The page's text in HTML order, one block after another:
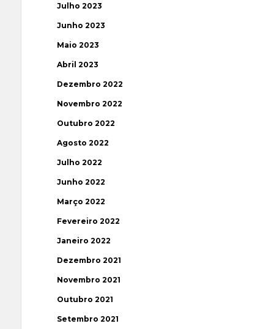
Julho 2023
Junho 2023
Maio 2023
Abril 2023
Dezembro 2022
Novembro 2022
Outubro 2022
Agosto 2022
Julho 2022
Junho 2022
Março 2022
Fevereiro 2022
Janeiro 2022
Dezembro 2021
Novembro 2021
Outubro 2021
Setembro 2021